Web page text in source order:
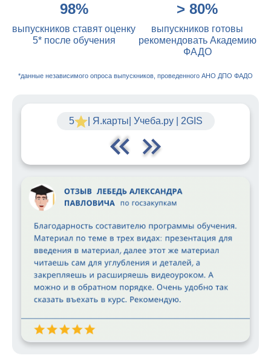
98%
выпускников ставят оценку
5* после обучения
> 80%
выпускников готовы
рекомендовать Академию
ФАДО
*данные независимого опроса выпускников, проведенного АНО ДПО ФАДО
5 | Я.карты| Учеба.ру | 2GIS